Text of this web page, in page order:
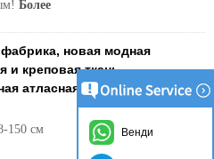
Более
фабрика, новая модная
и креповая ткань,
атласная шифоновая ткань
150 см
Венди